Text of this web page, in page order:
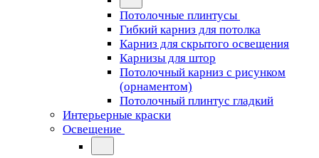
Потолочные плинтусы
Гибкий карниз для потолка
Карниз для скрытого освещения
Карнизы для штор
Потолочный карниз с рисунком
(орнаментом)
Потолочный плинтус гладкий
Интерьерные краски
Освещение